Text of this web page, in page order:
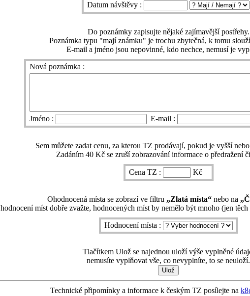
Datum návštěvy :
Do poznámky zapisujte nějaké zajímavější postřehy.
Poznámka typu "mají známku" je trochu zbytečná, k tomu
E-mail a jméno jsou nepovinné, kdo nechce, nemusí je
Nová poznámka :
Jméno : E-mail :
Sem můžete zadat cenu, za kterou TZ prodávají, pokud je vyšší
Zadáním 40 Kč se zruší zobrazování informace o předražení
Cena TZ : Kč
Ohodnocená místa se zobrazí ve filtru „Zlatá místa“nebo na
hodnocení míst dobře zvažte, hodnocených míst by nemělo být mnoho (jen
Hodnocení místa :
Tlačítkem Ulož se najednou uloží výše vyplněné
nemusíte vyplňovat vše, co nevyplníte, to se neuloží.
Technické připomínky a informace k českým TZ posílejte na